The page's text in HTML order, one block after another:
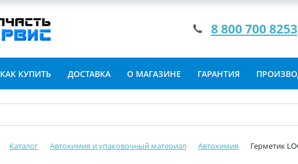
8 800 700 8253
КАК КУПИТЬ ДОСТАВКА О МАГАЗИНЕ ГАРАНТИЯ
Каталог Автохимия и упаковочный материал Автохимия Герметик